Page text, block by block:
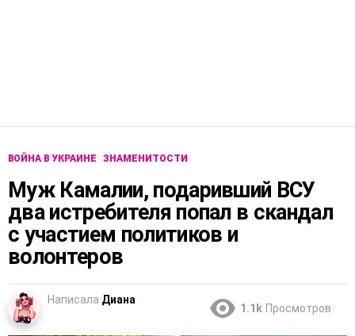
ВОЙНА В УКРАИНЕ ЗНАМЕНИТОСТИ
Муж Камалии, подаривший ВСУ
два истребителя попал в скандал
с участием политиков и
волонтеров
Написала Диана
1.1k Просмотров